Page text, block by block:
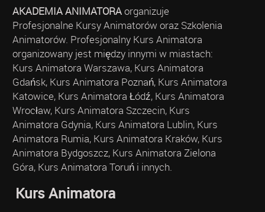
AKADEMIA ANIMATORAorganizuje
Profesjonalne Kursy Animatorów oraz Szkolenia
Animatorów. Profesjonalny Kurs Animatora
organizowany jest między innymi w miastach:
Kurs Animatora Warszawa, Kurs Animatora
Gdańsk, Kurs Animatora Poznań, Kurs Animatora
Katowice, Kurs Animatora Łódź, Kurs Animatora
Wrocław, Kurs Animatora Szczecin, Kurs
Animatora Gdynia, Kurs Animatora Lublin, Kurs
Animatora Rumia, Kurs Animatora Kraków, Kurs
Animatora Bydgoszcz, Kurs Animatora Zielona
Góra, Kurs Animatora Toruń i innych.
Kurs Animatora